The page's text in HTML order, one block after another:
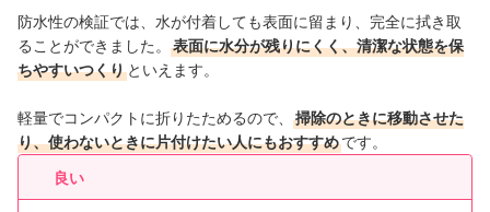
防水性の検証では、水が付着しても表面に留まり、完全に拭き取
ることができました。
表面に水分が残りにくく、清潔な状態を保
ちやすいつくり といえます。
軽量でコンパクトに折りたためるので、
掃除のときに移動させた
り、使わないときに片付けたい人にもおすすめです。
良い